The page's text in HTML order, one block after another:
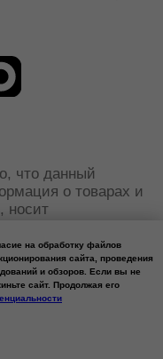
на обработку файлов
сайта, проведения
и обзоров. Если вы не
сайт. Продолжая его